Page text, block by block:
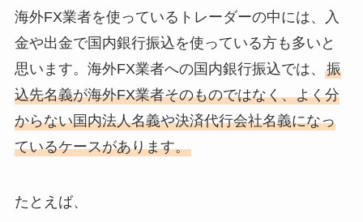
海外FX業者を使っているトレーダーの中には、入
金や出金で国内銀行振込を使っている方も多いと
思います。海外FX業者への国内銀行振込では、 振
込先名義が海外FX業者そのものではなく、よく分
からない国内法人名義や決済代行会社名義になっ
ているケースがあります。
たとえば、